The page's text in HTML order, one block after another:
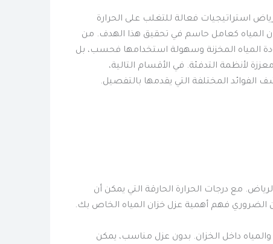
استراتيجيات فعالة للتغلب على الحرارة
المياه كعامل حاسم في تحقيق هذا الهدف. من
المياه المخزنة وسهولة استخدامها فحسب، بل
لأنظمة التدفئة. في الأقسام التالية،
المختلفة التي يقدمها بالتفصيل.
مع درجات الحرارة الحارقة التي يمكن أن
والمياه داخل الخزان. بدون عزل مناسب، يمكن